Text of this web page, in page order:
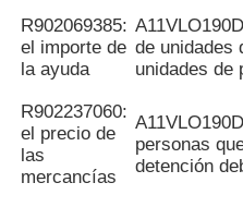
R902069385:
el importe de
la ayuda
de unidades
unidades de
R902237060:
el precio de
las
mercancías
personas
detención